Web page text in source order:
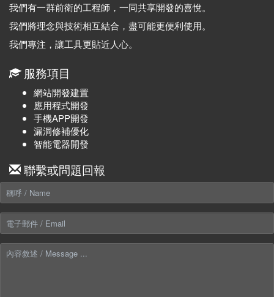
我們有一群前衛的工程師，一同共享開發的喜悅。
我們將理念與技術相互結合，盡可能更便利使用。
我們專注，讓工具更貼近人心。
服務項目
網站開發建置
應用程式開發
手機APP開發
漏洞修補優化
智能電器開發
聯繫或問題回報